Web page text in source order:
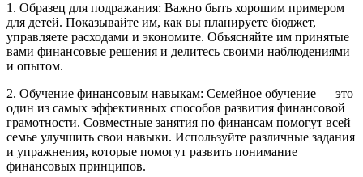
1. Образец для подражания: Важно быть хорошим примером
для детей. Показывайте им, как вы планируете бюджет,
управляете расходами и экономите. Объясняйте им принятые
вами финансовые решения и делитесь своими наблюдениями
и опытом.
2. Обучение финансовым навыкам: Семейное обучение — это
один из самых эффективных способов развития финансовой
грамотности. Совместные занятия по финансам помогут всей
семье улучшить свои навыки. Используйте различные задания
и упражнения, которые помогут развить понимание
финансовых принципов.